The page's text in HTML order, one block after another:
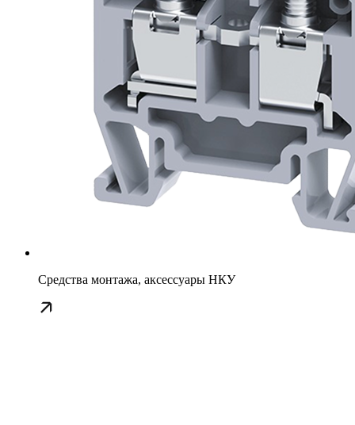
Средства монтажа, аксессуары НКУ